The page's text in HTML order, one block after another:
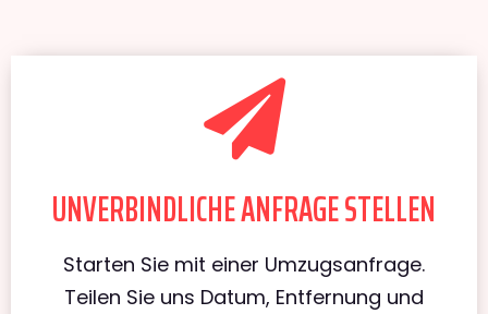
UNVERBINDLICHE ANFRAGE STELLEN
Starten Sie mit einer Umzugsanfrage.
Teilen Sie uns Datum, Entfernung und